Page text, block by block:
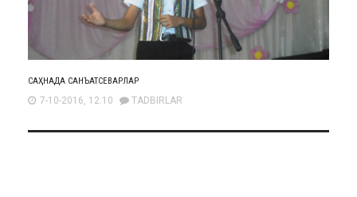
САҲНАДА САНЪАТСЕВАРЛАР
7-10-2016, 12:10 TADBIRLAR